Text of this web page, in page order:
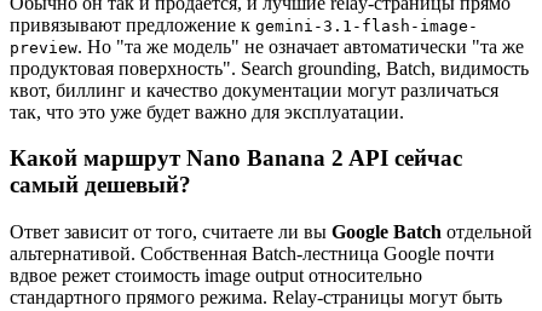
привязывают предложение к gemini-3.1-flash-image-
preview. Но "та же модель" не означает автоматически "та же
продуктовая поверхность". Search grounding, Batch, видимость
квот, биллинг и качество документации могут различаться
так, что это уже будет важно для эксплуатации.
Какой маршрут Nano Banana 2 API сейчас
самый дешевый?
Ответ зависит от того, считаете ли вы Google Batch отдельной
альтернативой. Собственная Batch-лестница Google почти
вдвое режет стоимость image output относительно
стандартного прямого режима. Relay-страницы могут быть